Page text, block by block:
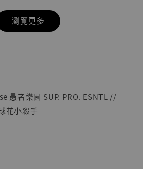
瀏覽更多
愚者樂園 SUP. PRO. ESNTL //
花小殺手